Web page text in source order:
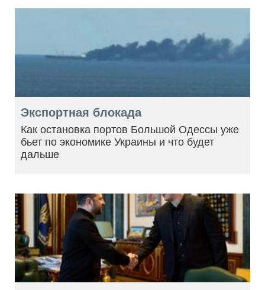
Экспортная блокада
Как остановка портов Большой Одессы уже
бьет по экономике Украины и что будет
дальше